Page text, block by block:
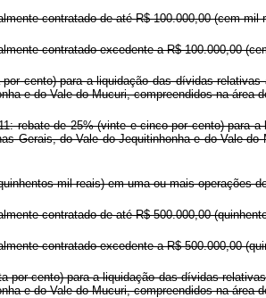
contratado de até R$ 100.000,00 (cem
contratado excedente a R$ 100.000,00
cento) para a liquidação das dívidas
e do Vale do Mucuri, compreendidos na
rebate de 25% (vinte e cinco por cento) para
Gerais, do Vale do Jequitinhonha e do Vale
mil reais) em uma ou mais operações
contratado de até R$ 500.000,00
contratado excedente a R$ 500.000,00
por cento) para a liquidação das dívidas
e do Vale do Mucuri, compreendidos na